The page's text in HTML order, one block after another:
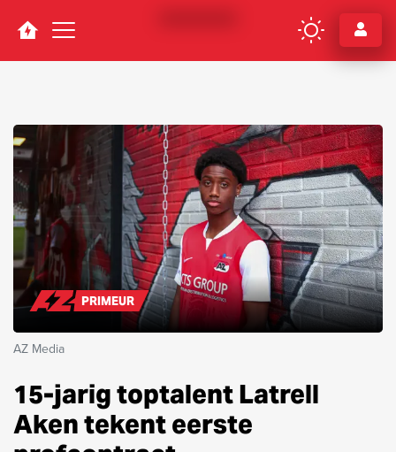
Navigation
PRIMEUR
AZ Media
15-jarig toptalent Latrell
Aken tekent eerste